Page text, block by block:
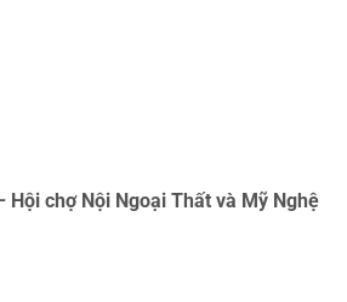
Hội chợ Nội Ngoại Thất và Mỹ Nghệ